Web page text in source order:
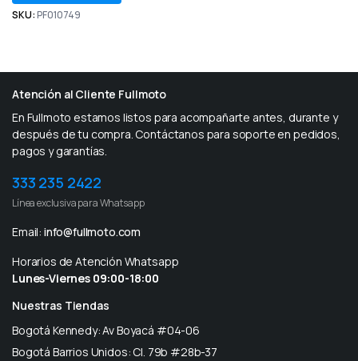
SKU: PF010749
Atención al Cliente Fullmoto
En Fullmoto estamos listos para acompañarte antes, durante y
después de tu compra. Contáctanos para soporte en pedidos,
pagos y garantías.
333 235 2422
Línea exclusiva para Whatsapp
Email: info@fullmoto.com
Horarios de Atención Whatsapp
Lunes-Viernes 09:00-18:00
Nuestras Tiendas
Bogotá Kennedy: Av Boyacá #04-06
Bogotá Barrios Unidos: Cl. 79b #28b-37